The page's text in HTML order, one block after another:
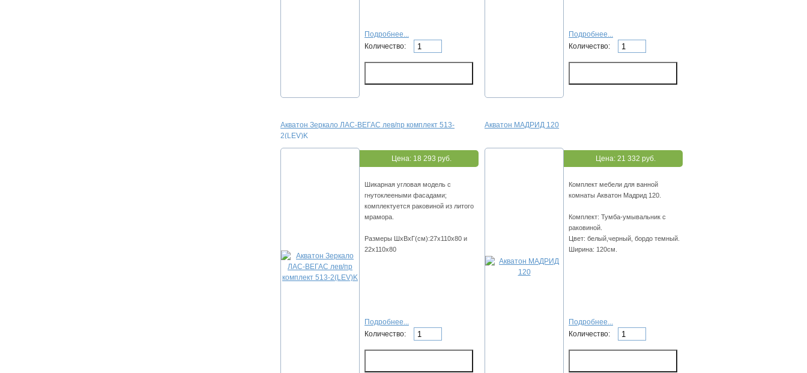
Подробнее...
Количество:
Подробнее...
Количество:
Акватон Зеркало ЛАС-ВЕГАС лев/пр комплект 513-
2(LEV)K
Цена: 18 293 руб.
Шикарная угловая модель с
гнутоклееными фасадами;
комплектуется раковиной из литого
мрамора.
Размеры ШхВхГ(см):27х110х80 и
22х110х80
Подробнее...
Количество:
Акватон МАДРИД 120
Цена: 21 332 руб.
Комплект мебели для ванной
комнаты Акватон Мадрид 120.
Комплект: Тумба-умывальник с
раковиной.
Цвет: белый,черный, бордо темный.
Ширина: 120см.
Подробнее...
Количество: